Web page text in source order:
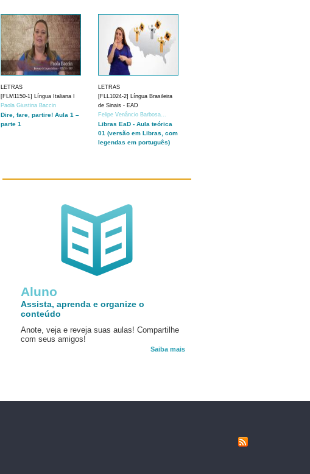
LETRAS
[FLM1150-1] Língua Italiana I
Paola Giustina Baccin
Dire, fare, partire! Aula 1 –
parte 1
LETRAS
[FLL1024-2] Língua Brasileira
de Sinais - EAD
Felipe Venâncio Barbosa...
Libras EaD - Aula teórica
01 (versão em Libras, com
legendas em português)
Aluno
Assista, aprenda e organize o
conteúdo
Anote, veja e reveja suas aulas! Compartilhe
com seus amigos!
Saiba mais